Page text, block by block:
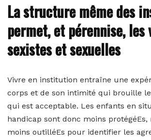
La structure même des
permet, et pérennise, les
sexistes et sexuelles
Vivre en institution entraîne une
corps et de son intimité qui brouille
qui est acceptable. Les enfants en
handicap sont donc moins protégéEs,
moins outilléEs pour identifier les